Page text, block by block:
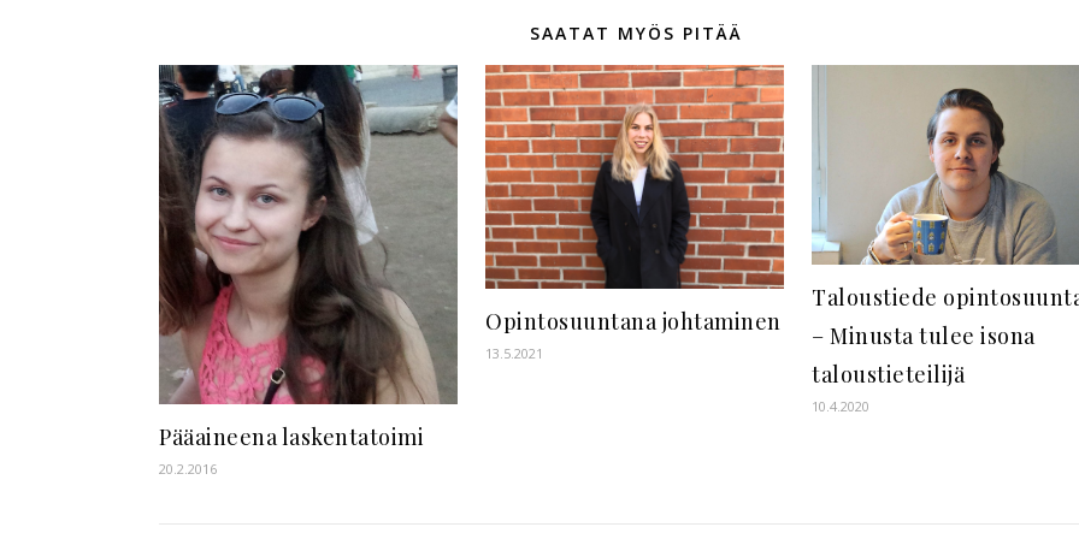
SAATAT MYÖS PITÄÄ
Pääaineena laskentatoimi
20.2.2016
Opintosuuntana johtaminen
13.5.2021
Taloustiede
– Minusta tulee isona
taloustieteilijä
10.4.2020